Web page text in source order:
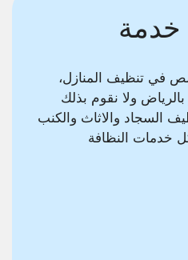
في تنظيف المنازل،
ولا نقوم بذلك
السجاد والاثاث والكنب
خدمات النظافة